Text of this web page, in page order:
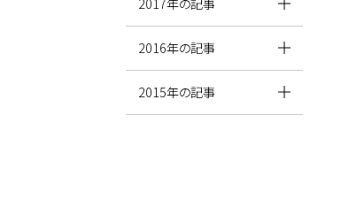
2016年の記事
2015年の記事